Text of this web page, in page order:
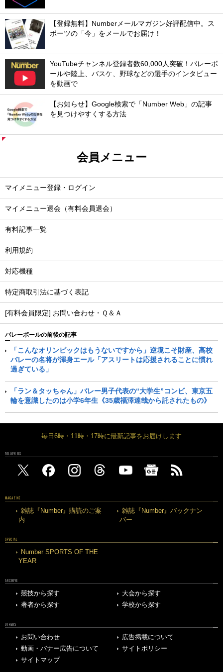
【登録無料】Numberメールマガジン好評配信中。ス
ポーツの「今」をメールでお届け！
YouTubeチャンネル登録者数60,000人突破！バレーボ
ールや陸上、バスケ、野球などの選手のインタビュー
を動画で
【お知らせ】Google検索で「Number Web」の記事
を見つけやすくする方法
会員メニュー
マイメニュー登録・ログイン
マイメニュー退会（有料会員退会）
有料記事一覧
利用規約
対応機種
特定商取引法に基づく表記
[有料会員限定] お問い合わせ・Ｑ＆Ａ
バレーボールの前後の記事
「こんなオリンピックはもうないですから」逆境こそ財産、高校
バレーの名将が渾身エール「アスリートは応援されることに慣れ
過ぎている」
「ラン＆タッちゃん」バレー男子代表の“大学生”コンビ、東京五
輪を意識したのは小学6年生《35歳福澤達哉から託されたもの》
毎日6時・11時・17時に最新記事をお届けします
FOLLOW US
MAGAZINE
雑誌『Number』購読のご案
内
雑誌『Number』バックナン
バー
SPECIAL
Number SPORTS OF THE
YEAR
ARCHIVE
競技から探す
大会から探す
著者から探す
学校から探す
OTHERS
お問い合わせ
広告掲載について
動画・バナー広告について
サイトポリシー
サイトマップ